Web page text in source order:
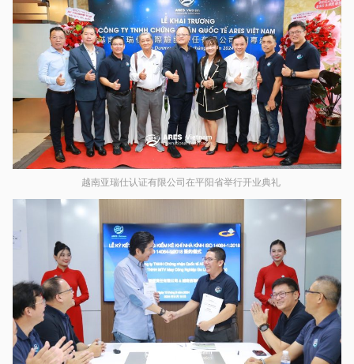
越南亚瑞仕认证有限公司在平阳省举行开业典礼